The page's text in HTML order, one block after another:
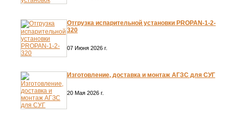
Отгрузка испарительной установки PROPAN-1-2-
320
07 Июня 2026 г.
Изготовление, доставка и монтаж АГЗС для СУГ
20 Мая 2026 г.